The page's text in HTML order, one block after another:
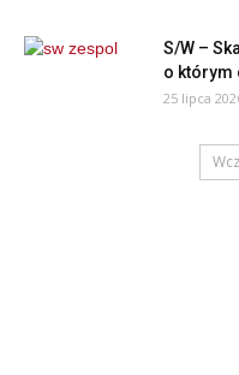
S/W –
o którym
25 lipca